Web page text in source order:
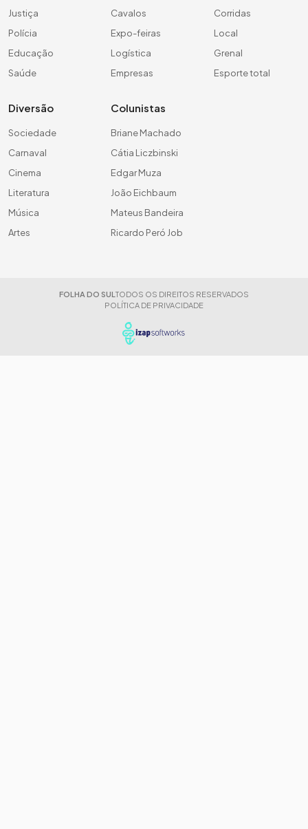
Justiça
Polícia
Educação
Saúde
Cavalos
Expo-feiras
Logística
Empresas
Corridas
Local
Grenal
Esporte total
Diversão
Sociedade
Carnaval
Cinema
Literatura
Música
Artes
Colunistas
Briane Machado
Cátia Liczbinski
Edgar Muza
João Eichbaum
Mateus Bandeira
Ricardo Peró Job
FOLHA DO SUL TODOS OS DIREITOS RESERVADOS
POLÍTICA DE PRIVACIDADE